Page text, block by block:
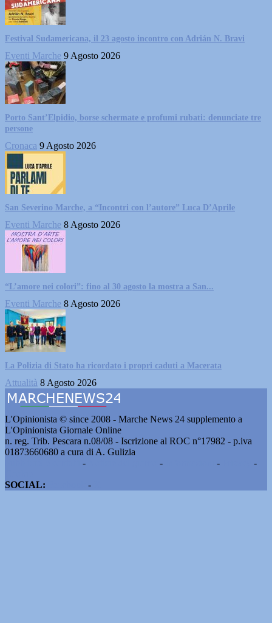
Festival Sudamericana, il 23 agosto incontro con Adrián N. Bravi
Eventi Marche 9 Agosto 2026
Porto Sant’Elpidio, borse schermate e profumi rubati: denunciate tre
persone
Cronaca 9 Agosto 2026
San Severino Marche, a “Incontri con l’autore” Luca D’Aprile
Eventi Marche 8 Agosto 2026
“L’amore nei colori”: fino al 30 agosto la mostra a San...
Eventi Marche 8 Agosto 2026
La Polizia di Stato ha ricordato i propri caduti a Macerata
Attualità 8 Agosto 2026
L'Opinionista © since 2008 - Marche News 24 supplemento a
L'Opinionista Giornale Online
n. reg. Trib. Pescara n.08/08 - Iscrizione al ROC n°17982 - p.iva
01873660680 a cura di A. Gulizia
- - -
-
SOCIAL:
-